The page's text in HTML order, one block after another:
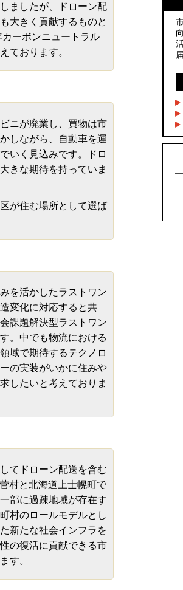
ましたが、ドローン配
大きく貢献するものと
ーボンニュートラル
ております。
ニが廃業し、買物は市
しながら、自動車を運
いく見込みです。ドロ
きな期待を持っていま
が住む場所として選ば
を活かしたラストワン
変化に対応すると共
課題解決型ラストワン
。中でも物流における
域で期待するテクノロ
の実装がいかに住みや
したいと考えておりま
てドローン配送を含む
村と北海道上士幌町で
部に過疎地域が存在す
村のロールモデルとし
新たな社会インフラを
の復活に貢献できる市
す。